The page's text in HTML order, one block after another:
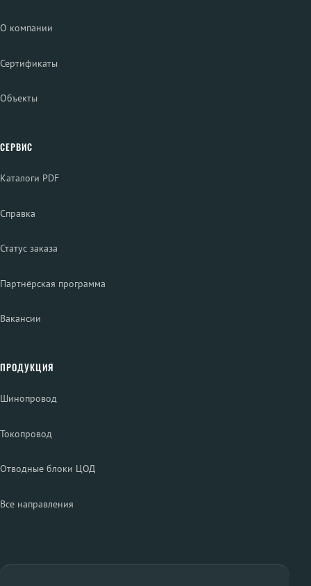
О компании
Сертификаты
Объекты
СЕРВИС
Каталоги PDF
Справка
Статус заказа
Партнёрская программа
Вакансии
ПРОДУКЦИЯ
Шинопровод
Токопровод
Отводные блоки ЦОД
Все направления